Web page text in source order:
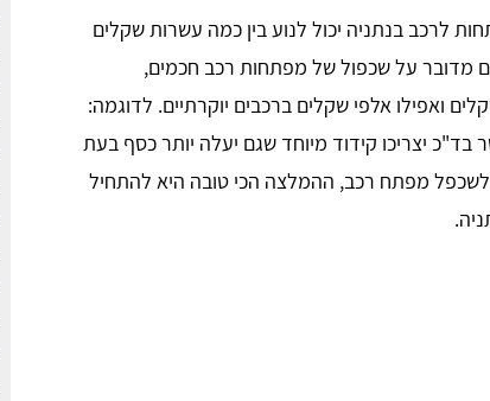
לרכב בנתניה יכול לנוע בין כמה עשרות שקלים
מדובר על שכפול של מפתחות רכב חכמים,
ואפילו אלפי שקלים ברכבים יוקרתיים. לדוגמה:
בד"כ יצריכו קידוד מיוחד שגם יעלה יותר כסף בעת
מפתח רכב, ההמלצה הכי טובה היא להתחיל